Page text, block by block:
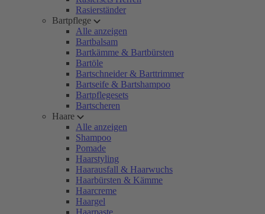
Rasierständer
Bartpflege
Alle anzeigen
Bartbalsam
Bartkämme & Bartbürsten
Bartöle
Bartschneider & Barttrimmer
Bartseife & Bartshampoo
Bartpflegesets
Bartscheren
Haare
Alle anzeigen
Shampoo
Pomade
Haarstyling
Haarausfall & Haarwuchs
Haarbürsten & Kämme
Haarcreme
Haargel
Haarpaste